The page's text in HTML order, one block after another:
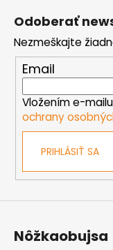
Odoberať
Nezmeškajte
Email
Vložením e-
ochrany
PRIHLÁSIŤ SA
Nôžkaobujsa